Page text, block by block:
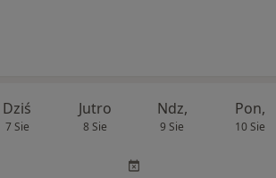
Dziś
7 Sie
Jutro
8 Sie
Ndz,
9 Sie
Pon,
10 Sie